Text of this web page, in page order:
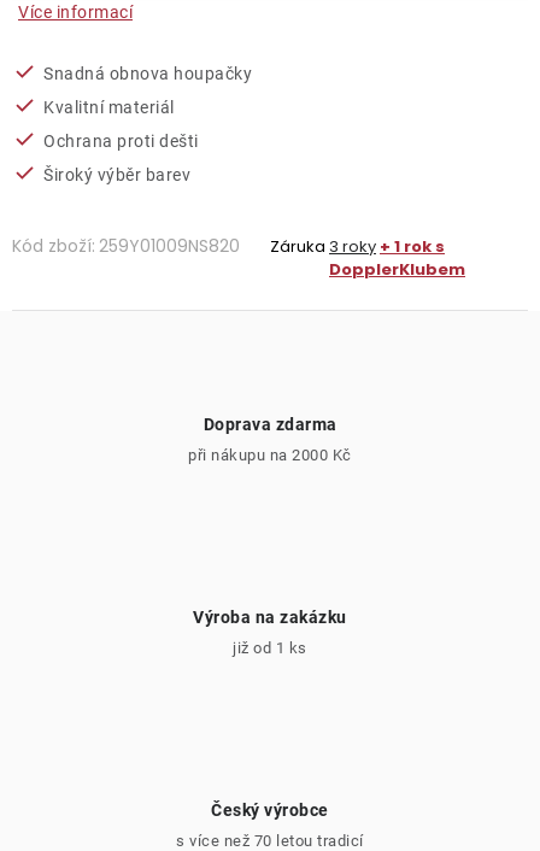
Více informací
Snadná obnova houpačky
Kvalitní materiál
Ochrana proti dešti
Široký výběr barev
Kód zboží: 259Y01009NS820 Záruka 3 roky + 1 rok s
DopplerKlubem
Doprava zdarma
při nákupu na 2000 Kč
Výroba na zakázku
již od 1 ks
Český výrobce
s více než 70 letou tradicí